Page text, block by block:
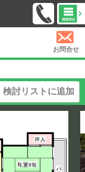
お問合せ
検討リストに追加